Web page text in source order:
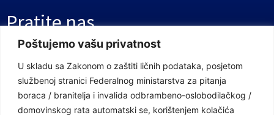
Poštujemo vašu privatnost
U skladu sa Zakonom o zaštiti ličnih podataka, posjetom
službenoj stranici Federalnog ministarstva za pitanja
boraca / branitelja i invalida odbrambeno-oslobodilačkog /
domovinskog rata automatski se, korištenjem kolačića
Pratite nas
Facebook Stranica
Youtube Kanal